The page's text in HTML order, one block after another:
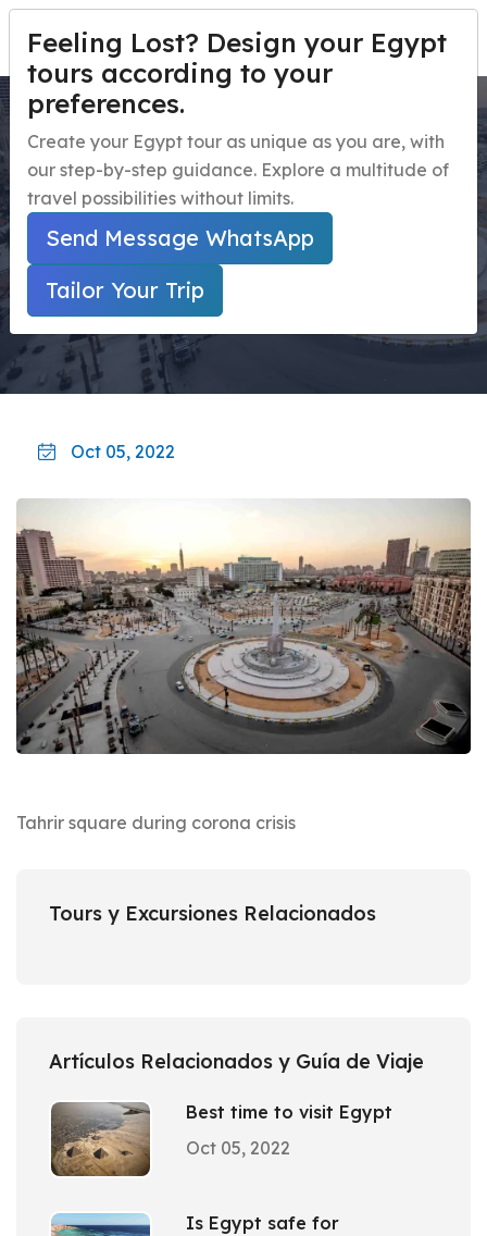
Menu
Paquetes de viaje a Egipto Open submenu
Excursiones de un día en Egipto Open submenu
Excursiones en la Costa de Egipto Open submenu
Actividades nocturnas en Egipto
navbar.contact
PERSONALIZA TU VIAJE
Tahrir square during corona
crisis
Inicio
Guía De Viaje A Egipto
Tahrir Square During Corona Crisis
Oct 05, 2022
Tahrir square during corona crisis
Tours y Excursiones Relacionados
Artículos Relacionados y Guía de Viaje
Best time to visit Egypt
Oct 05, 2022
Is Egypt safe for
Feeling Lost? Design your Egypt
tours according to your
preferences.
Create your Egypt tour as unique as you are, with
our step-by-step guidance. Explore a multitude of
travel possibilities without limits.
Send Message WhatsApp
Tailor Your Trip